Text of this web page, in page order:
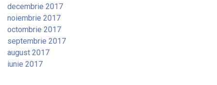
decembrie 2017
noiembrie 2017
octombrie 2017
septembrie 2017
august 2017
iunie 2017